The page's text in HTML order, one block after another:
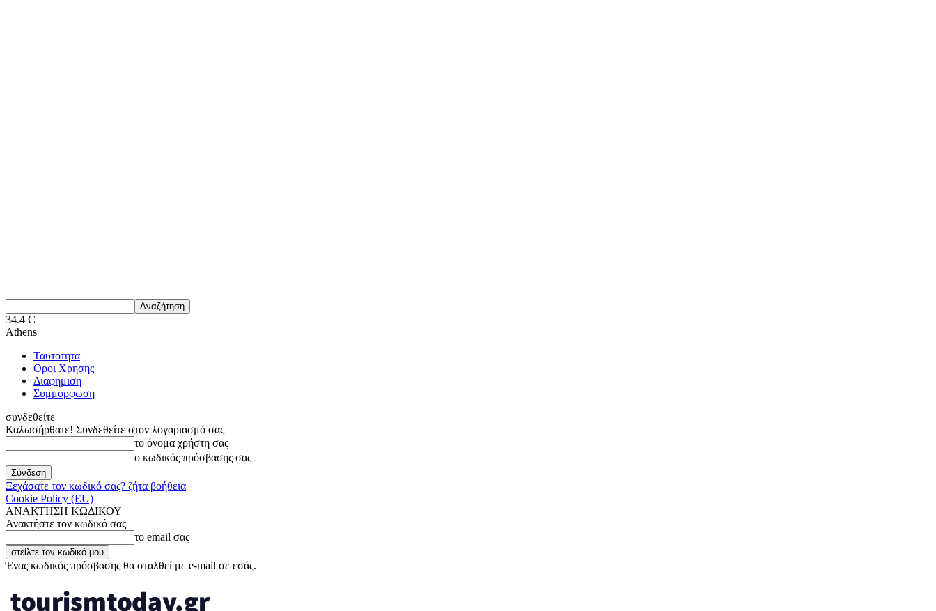
34.4 C
Athens
Ταυτοτητα
Οροι Χρησης
Διαφημιση
Συμμορφωση
συνδεθείτε
Καλωσήρθατε! Συνδεθείτε στον λογαριασμό σας
το όνομα χρήστη σας
ο κωδικός πρόσβασης σας
Ξεχάσατε τον κωδικό σας? ζήτα βοήθεια
Cookie Policy (EU)
ΑΝΑΚΤΗΣΗ ΚΩΔΙΚΟΥ
Ανακτήστε τον κωδικό σας
το email σας
Ένας κωδικός πρόσβασης θα σταλθεί με e-mail σε εσάς.